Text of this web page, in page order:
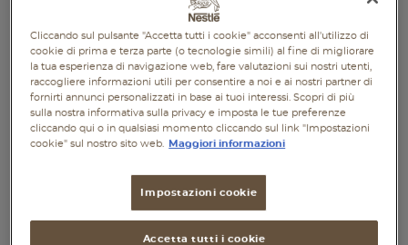
Bevande
Vegetariane
Senza lattosio
Senza glutine
Cliccando sul pulsante "Accetta tutti i cookie" acconsenti all'utilizzo di
cookie di prima e terza parte (o tecnologie simili) al fine di migliorare
la tua esperienza di navigazione web, fare valutazioni sui nostri utenti,
raccogliere informazioni utili per consentire a noi e ai nostri partner di
fornirti annunci personalizzati in base ai tuoi interessi. Scopri di più
sulla nostra informativa sulla privacy e imposta le tue preferenze
cliccando qui o in qualsiasi momento cliccando sul link "Impostazioni
cookie" sul nostro sito web.
Maggiori informazioni
Impostazioni cookie
Accetta tutti i cookie